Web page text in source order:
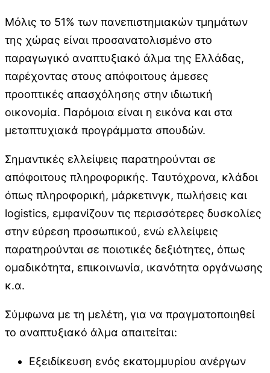
Μόλις το 51% των πανεπιστημιακών τμημάτων
της χώρας είναι προσανατολισμένο στο
παραγωγικό αναπτυξιακό άλμα της Ελλάδας,
παρέχοντας στους απόφοιτους άμεσες
προοπτικές απασχόλησης στην ιδιωτική
οικονομία. Παρόμοια είναι η εικόνα και στα
μεταπτυχιακά προγράμματα σπουδών.
Σημαντικές ελλείψεις παρατηρούνται σε
απόφοιτους πληροφορικής. Ταυτόχρονα, κλάδοι
όπως πληροφορική, μάρκετινγκ, πωλήσεις και
logistics, εμφανίζουν τις περισσότερες δυσκολίες
στην εύρεση προσωπικού, ενώ ελλείψεις
παρατηρούνται σε ποιοτικές δεξιότητες, όπως
ομαδικότητα, επικοινωνία, ικανότητα οργάνωσης
κ.α.
Σύμφωνα με τη μελέτη, για να πραγματοποιηθεί
το αναπτυξιακό άλμα απαιτείται:
Εξειδίκευση ενός εκατομμυρίου ανέργων